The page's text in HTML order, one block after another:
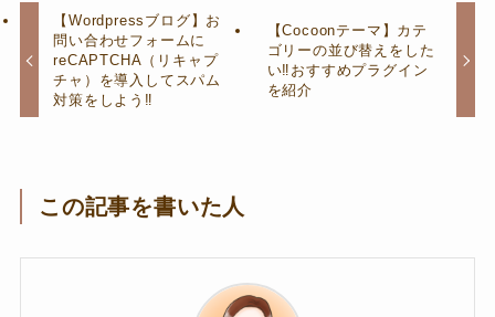
【Wordpressブログ】お
問い合わせフォームに
reCAPTCHA（リキャプ
チャ）を導入してスパム
対策をしよう‼
【Cocoonテーマ】カテ
ゴリーの並び替えをした
い‼おすすめプラグイン
を紹介
この記事を書いた人